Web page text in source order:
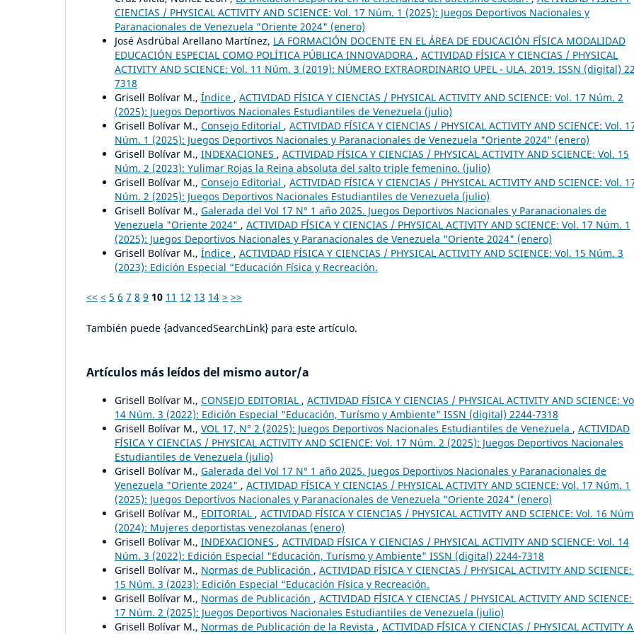
CIENCIAS / PHYSICAL ACTIVITY AND SCIENCE: Vol. 17 Núm. 1 (2025): Juegos Deportivos Nacionales y
Paranacionales de Venezuela "Oriente 2024" (enero)
José Asdrúbal Arellano Martínez, LA FORMACIÓN DOCENTE EN EL ÁREA DE EDUCACIÓN FÍSICA MODALIDAD
EDUCACIÓN ESPECIAL COMO POLÍTICA PÚBLICA INNOVADORA , ACTIVIDAD FÍSICA Y CIENCIAS / PHYSICAL
ACTIVITY AND SCIENCE: Vol. 11 Núm. 3 (2019): NÚMERO EXTRAORDINARIO UPEL - ULA, 2019. ISSN (digital)
7318
Grisell Bolívar M., Índice , ACTIVIDAD FÍSICA Y CIENCIAS / PHYSICAL ACTIVITY AND SCIENCE: Vol. 17 Núm. 2
(2025): Juegos Deportivos Nacionales Estudiantiles de Venezuela (julio)
Grisell Bolívar M., Consejo Editorial , ACTIVIDAD FÍSICA Y CIENCIAS / PHYSICAL ACTIVITY AND SCIENCE: Vol.
Núm. 1 (2025): Juegos Deportivos Nacionales y Paranacionales de Venezuela "Oriente 2024" (enero)
Grisell Bolívar M., INDEXACIONES , ACTIVIDAD FÍSICA Y CIENCIAS / PHYSICAL ACTIVITY AND SCIENCE: Vol. 15
Núm. 2 (2023): Yulimar Rojas la Reina absoluta del salto triple femenino. (julio)
Grisell Bolívar M., Consejo Editorial , ACTIVIDAD FÍSICA Y CIENCIAS / PHYSICAL ACTIVITY AND SCIENCE: Vol.
Núm. 2 (2025): Juegos Deportivos Nacionales Estudiantiles de Venezuela (julio)
Grisell Bolívar M., Galerada del Vol 17 N° 1 año 2025. Juegos Deportivos Nacionales y Paranacionales de
Venezuela "Oriente 2024" , ACTIVIDAD FÍSICA Y CIENCIAS / PHYSICAL ACTIVITY AND SCIENCE: Vol. 17 Núm. 1
(2025): Juegos Deportivos Nacionales y Paranacionales de Venezuela "Oriente 2024" (enero)
Grisell Bolívar M., Índice , ACTIVIDAD FÍSICA Y CIENCIAS / PHYSICAL ACTIVITY AND SCIENCE: Vol. 15 Núm. 3
(2023): Edición Especial “Educación Física y Recreación.
<< < 5 6 7 8 9 10 11 12 13 14 > >>
También puede {advancedSearchLink} para este artículo.
Artículos más leídos del mismo autor/a
Grisell Bolívar M., CONSEJO EDITORIAL , ACTIVIDAD FÍSICA Y CIENCIAS / PHYSICAL ACTIVITY AND SCIENCE:
14 Núm. 3 (2022): Edición Especial "Educación, Turísmo y Ambiente" ISSN (digital) 2244-7318
Grisell Bolívar M., VOL 17, N° 2 (2025): Juegos Deportivos Nacionales Estudiantiles de Venezuela , ACTIVIDAD
FÍSICA Y CIENCIAS / PHYSICAL ACTIVITY AND SCIENCE: Vol. 17 Núm. 2 (2025): Juegos Deportivos Nacionales
Estudiantiles de Venezuela (julio)
Grisell Bolívar M., Galerada del Vol 17 N° 1 año 2025. Juegos Deportivos Nacionales y Paranacionales de
Venezuela "Oriente 2024" , ACTIVIDAD FÍSICA Y CIENCIAS / PHYSICAL ACTIVITY AND SCIENCE: Vol. 17 Núm. 1
(2025): Juegos Deportivos Nacionales y Paranacionales de Venezuela "Oriente 2024" (enero)
Grisell Bolívar M., EDITORIAL , ACTIVIDAD FÍSICA Y CIENCIAS / PHYSICAL ACTIVITY AND SCIENCE: Vol. 16
(2024): Mujeres deportistas venezolanas (enero)
Grisell Bolívar M., INDEXACIONES , ACTIVIDAD FÍSICA Y CIENCIAS / PHYSICAL ACTIVITY AND SCIENCE: Vol. 14
Núm. 3 (2022): Edición Especial "Educación, Turísmo y Ambiente" ISSN (digital) 2244-7318
Grisell Bolívar M., Normas de Publicación , ACTIVIDAD FÍSICA Y CIENCIAS / PHYSICAL ACTIVITY AND
15 Núm. 3 (2023): Edición Especial “Educación Física y Recreación.
Grisell Bolívar M., Normas de Publicación , ACTIVIDAD FÍSICA Y CIENCIAS / PHYSICAL ACTIVITY AND
17 Núm. 2 (2025): Juegos Deportivos Nacionales Estudiantiles de Venezuela (julio)
Grisell Bolívar M., Normas de Publicación de la Revista , ACTIVIDAD FÍSICA Y CIENCIAS / PHYSICAL ACTIVITY